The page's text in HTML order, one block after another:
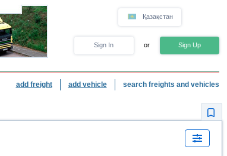
Қазақстан
Sign In or Sign Up
add freight add vehicle search freights and vehicles